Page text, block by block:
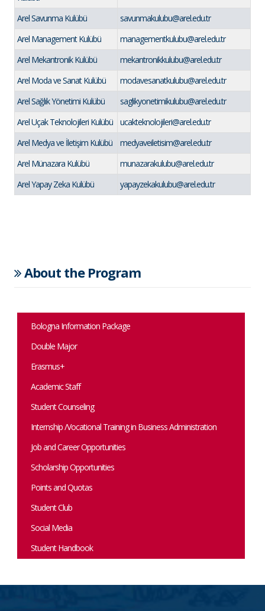
Arel Savunma Kulübü
savunmakulubu@arel.edu.tr
Arel Management Kulübü
managementkulubu@arel.edu.tr
Arel Mekantronik Kulübü
mekantronikkulubu@arel.edu.tr
Arel Moda ve Sanat Kulübü
modavesanatkulubu@arel.edu.tr
Arel Sağlık Yönetimi Kulübü
saglikyonetimikulubu@arel.edu.tr
Arel Uçak Teknolojileri Kulübü
ucakteknolojileri@arel.edu.tr
Arel Medya ve İletişim Kulübü
medyaveiletisim@arel.edu.tr
Arel Münazara Kulübü
munazarakulubu@arel.edu.tr
Arel Yapay Zeka Kulübü
yapayzekakulubu@arel.edu.tr
About the Program
Bologna Information Package
Double Major
Erasmus+
Academic Staff
Student Counseling
Internship /Vocational Training in Business Administration
Job and Career Opportunities
Scholarship Opportunities
Points and Quotas
Student Club
Social Media
Student Handbook